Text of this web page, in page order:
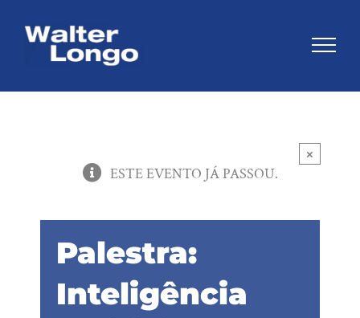
×
ESTE EVENTO JÁ PASSOU.
Palestra:
Inteligência